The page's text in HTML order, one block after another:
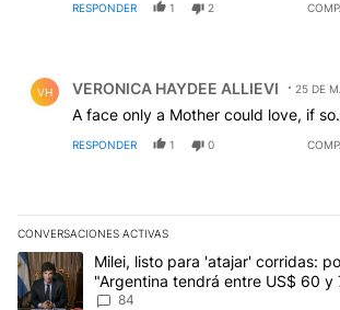
RESPONDER 1 2
VH VERONICA HAYDEE ALLIEVI 25 DE
A face only a Mother could love, if
RESPONDER 1 0
CONVERSACIONES ACTIVAS
Este listado muestra los artículos con más
Un artículo de tendencia con el título "Milei,
Milei, listo para 'atajar' corridas:
"Argentina tendrá entre US$ 60 y
84